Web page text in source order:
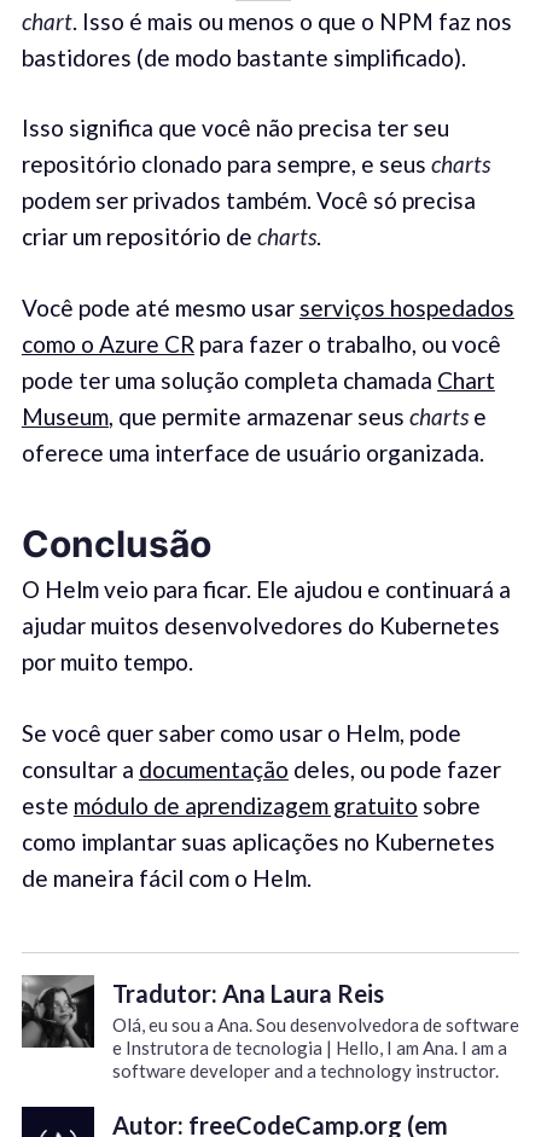
chart. Isso é mais ou menos o que o NPM faz nos
bastidores (de modo bastante simplificado).
Isso significa que você não precisa ter seu
repositório clonado para sempre, e seus charts
podem ser privados também. Você só precisa
criar um repositório de charts.
Você pode até mesmo usar serviços hospedados
como o Azure CR para fazer o trabalho, ou você
pode ter uma solução completa chamada Chart
Museum, que permite armazenar seus chartse
oferece uma interface de usuário organizada.
Conclusão
O Helm veio para ficar. Ele ajudou e continuará a
ajudar muitos desenvolvedores do Kubernetes
por muito tempo.
Se você quer saber como usar o Helm, pode
consultar a documentação deles, ou pode fazer
este módulo de aprendizagem gratuito sobre
como implantar suas aplicações no Kubernetes
de maneira fácil com o Helm.
Tradutor: Ana Laura Reis
Olá, eu sou a Ana. Sou desenvolvedora de software
e Instrutora de tecnologia | Hello, I am Ana. I am a
software developer and a technology instructor.
Autor: freeCodeCamp.org (em